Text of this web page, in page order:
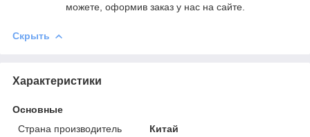
можете, оформив заказ у нас на сайте.
Скрыть
Характеристики
Основные
Страна производитель
Китай